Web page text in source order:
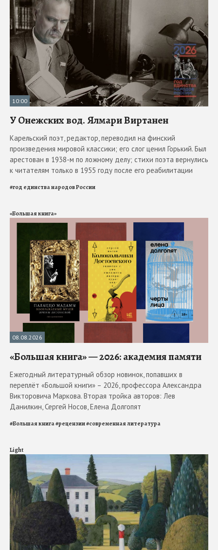
10:00
У Онежских вод. Ялмари Виртанен
Карельский поэт, редактор, переводил на финский
произведения мировой классики; его слог ценил Горький. Был
арестован в 1938-м по ложному делу; стихи поэта вернулись
к читателям только в 1955 году после его реабилитации
#год единства народов России
«Большая книга»
08.08.2026
«Большая книга» — 2026: академия памяти
Ежегодный литературный обзор новинок, попавших в
переплёт «Большой книги» – 2026, профессора Александра
Викторовича Маркова. Вторая тройка авторов: Лев
Данилкин, Сергей Носов, Елена Долгопят
#Большая книга#рецензии#современная литература
Light